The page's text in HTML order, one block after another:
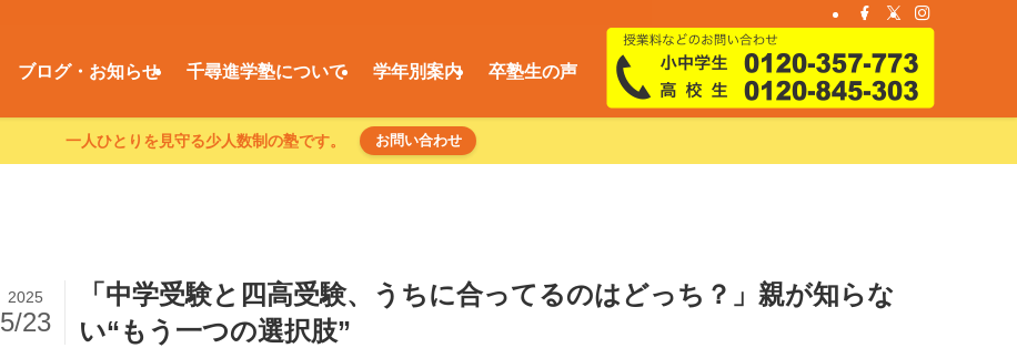
ブログ・お知らせ 千尋進学塾について 学年別案内 卒塾生の声
一人ひとりを見守る少人数制の塾です。 お問い合わせ
「中学受験と四高受験、うちに合ってるのはどっち？」親が知らな
い“もう一つの選択肢”
2025
5/23